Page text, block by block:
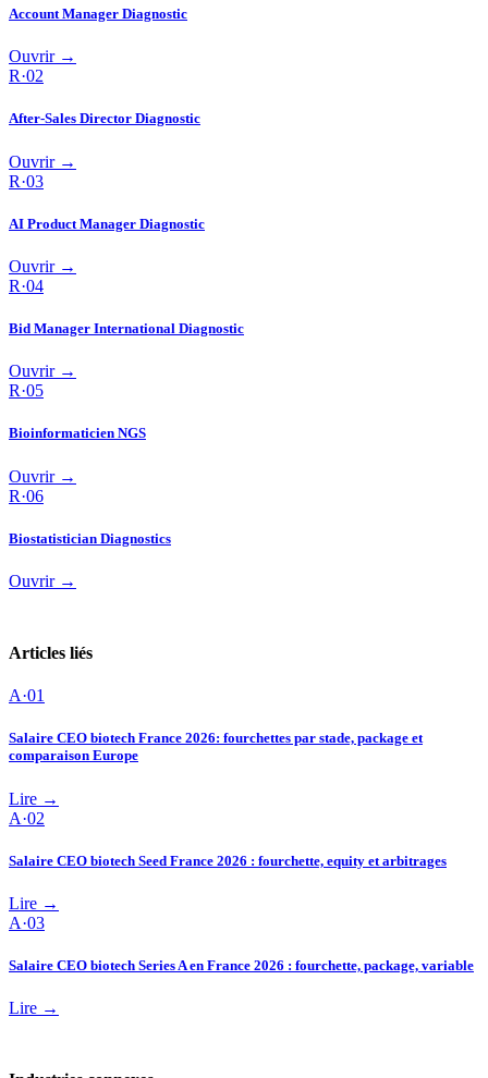
Account Manager Diagnostic
Ouvrir →
R·02
After-Sales Director Diagnostic
Ouvrir →
R·03
AI Product Manager Diagnostic
Ouvrir →
R·04
Bid Manager International Diagnostic
Ouvrir →
R·05
Bioinformaticien NGS
Ouvrir →
R·06
Biostatistician Diagnostics
Ouvrir →
Articles liés
A·01
Salaire CEO biotech France 2026: fourchettes par stade, package et
comparaison Europe
Lire →
A·02
Salaire CEO biotech Seed France 2026 : fourchette, equity et arbitrages
Lire →
A·03
Salaire CEO biotech Series A en France 2026 : fourchette, package, variable
Lire →